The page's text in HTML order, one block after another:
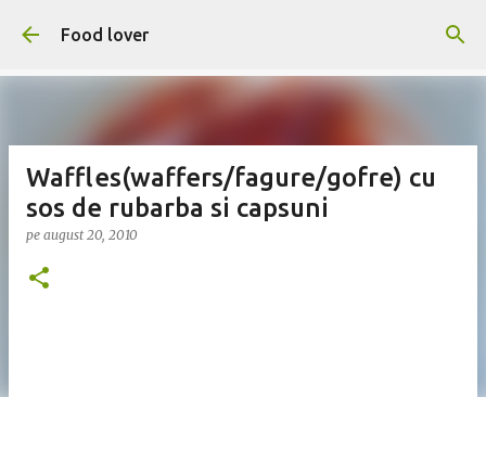
Treceți la conținutul principal
Food lover
Waffles(waffers/fagure/gofre) cu
sos de rubarba si capsuni
pe august 20, 2010